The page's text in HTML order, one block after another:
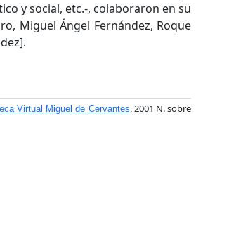
y social, etc.-, colaboraron en su
Miguel Ángel Fernández, Roque
Virtual Miguel de Cervantes, 2001 N. sobre